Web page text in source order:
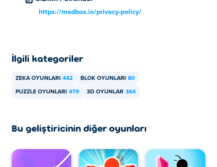
https://madbox.io/privacy-policy/
İlgili kategoriler
ZEKA OYUNLARI 442 BLOK OYUNLARI 80
PUZZLE OYUNLARI 479 3D OYUNLAR 364
Bu geliştiricinin diğer oyunları